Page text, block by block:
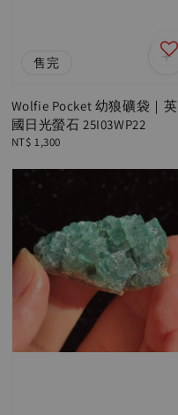
售完
Wolfie Pocket 幼狼礦袋｜英
國日光螢石 25I03WP22
Regular
NT$ 1,300